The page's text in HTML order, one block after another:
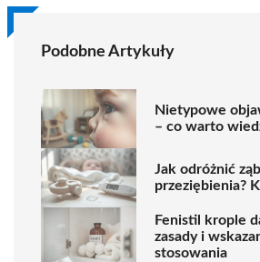
Podobne Artykuły
Nietypowe
– co warto
Jak odróżnić
przeziębienia?
Fenistil krople
zasady i
stosowania